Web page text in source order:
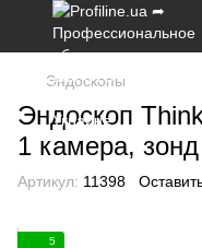
Эндоскопы
Эндоскоп
1 камера,
Артикул: 11398
5